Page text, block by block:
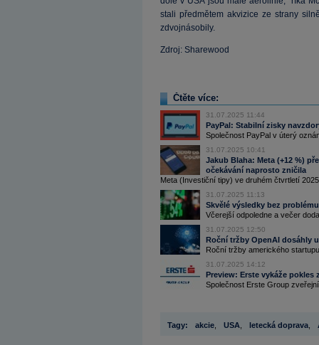
stali předmětem akvizice ze strany
zdvojnásobily.
Zdroj: Sharewood
Čtěte více:
31.07.2025 11:44
PayPal: Stabilní zisky
Společnost PayPal v úterý
31.07.2025 10:41
Jakub Blaha: Meta (+12 %)
očekávání naprosto zničila
Meta (Investiční tipy) ve druhém čtvrtletí
31.07.2025 11:13
Skvělé výsledky bez
Včerejší odpoledne a večer
31.07.2025 12:50
Roční tržby OpenAI dosáhly
Roční tržby amerického
31.07.2025 14:12
Preview: Erste vykáže
Společnost Erste Group
Tagy: akcie USA letecká doprava